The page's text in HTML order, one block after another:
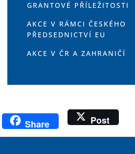
GRANTOVÉ PŘÍLEŽITOSTI
AKCE V RÁMCI ČESKÉHO
PŘEDSEDNICTVÍ EU
AKCE V ČR A ZAHRANIČÍ
Share Post